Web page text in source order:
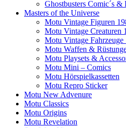
Ghostbusters Comic´s &
Masters of the Universe
Motu Vintage Figuren
Motu Vintage Creaturen
Motu Vintage Fahrzeuge
Motu Waffen &
Motu Playsets &
Motu Mini – Comics
Motu Hörspielkassetten
Motu Repro Sticker
Motu New Advenure
Motu Classics
Motu Origins
Motu Revelation